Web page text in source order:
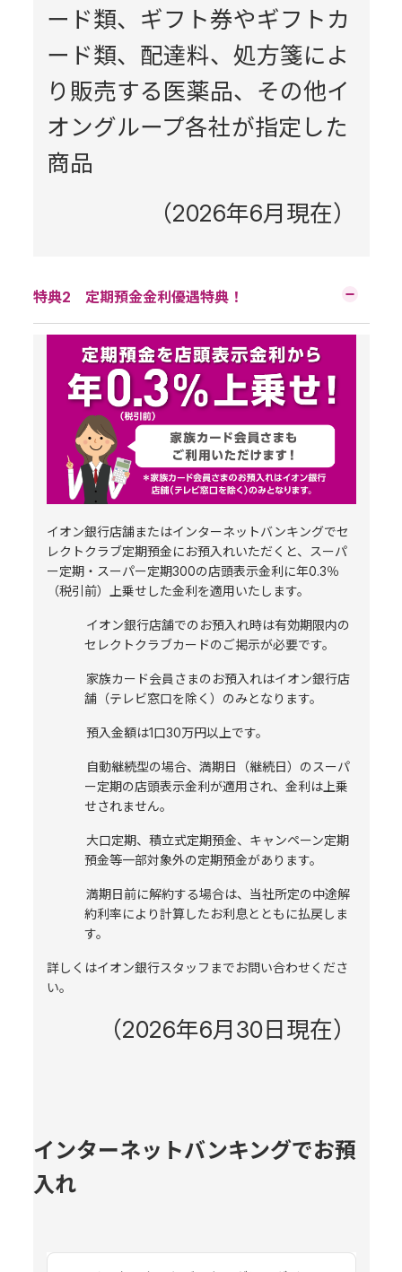
ード類、ギフト券やギフトカ
ード類、配達料、処方箋によ
り販売する医薬品、その他イ
オングループ各社が指定した
商品
（2026年6月現在）
特典2 定期預金金利優遇特典！
イオン銀行店舗またはインターネットバンキングでセ
レクトクラブ定期預金にお預入れいただくと、スーパ
ー定期・スーパー定期300の店頭表示金利に年0.3％
（税引前）上乗せした金利を適用いたします。
イオン銀行店舗でのお預入れ時は有効期限内の
セレクトクラブカードのご掲示が必要です。
家族カード会員さまのお預入れはイオン銀行店
舗（テレビ窓口を除く）のみとなります。
預入金額は1口30万円以上です。
自動継続型の場合、満期日（継続日）のスーパ
ー定期の店頭表示金利が適用され、金利は上乗
せされません。
大口定期、積立式定期預金、キャンペーン定期
預金等一部対象外の定期預金があります。
満期日前に解約する場合は、当社所定の中途解
約利率により計算したお利息とともに払戻しま
す。
詳しくはイオン銀行スタッフまでお問い合わせくださ
い。
（2026年6月30日現在）
インターネットバンキングでお預
入れ